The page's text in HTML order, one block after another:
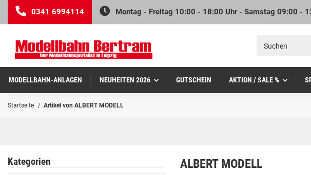
0341 6994114 Montag - Freitag 10:00 - 18:00 Uhr - Samstag 09:00 -
MODELLBAHN-ANLAGEN NEUHEITEN 2026 GUTSCHEIN AKTION / SALE %
Startseite Artikel von ALBERT MODELL
ALBERT MODELL
Kategorien